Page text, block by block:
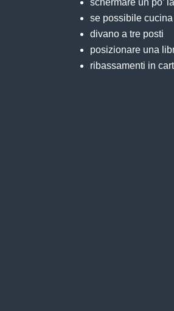
schermare un po’
se possibile
divano a tre posti
posizionare una
ribassamenti in